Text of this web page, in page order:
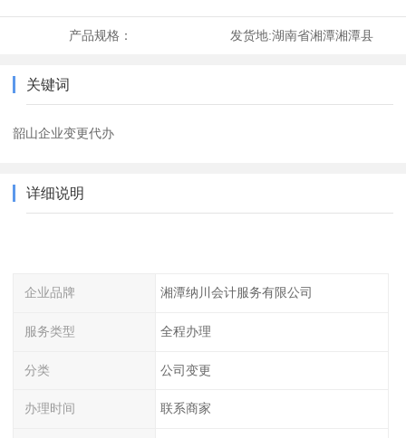
产品规格： 发货地:湖南省湘潭湘潭县
关键词
韶山企业变更代办
详细说明
企业品牌 湘潭纳川会计服务有限公司
服务类型 全程办理
分类 公司变更
办理时间 联系商家